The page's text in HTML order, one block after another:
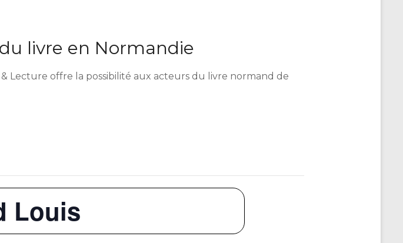
livre en Normandie
Lecture offre la possibilité aux acteurs du livre normand de
Louis